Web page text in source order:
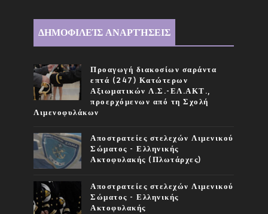
ΔΗΜΟΦΙΛΕΊΣ ΑΝΑΡΤΉΣΕΙΣ
Προαγωγή διακοσίων σαράντα
επτά (247) Κατώτερων
Αξιωματικών Λ.Σ.-ΕΛ.ΑΚΤ.,
προερχόμενων από τη Σχολή
Λιμενοφυλάκων
Αποστρατείες στελεχών Λιμενικού
Σώματος - Ελληνικής
Ακτοφυλακής (Πλωτάρχες)
Αποστρατείες στελεχών Λιμενικού
Σώματος - Ελληνικής
Ακτοφυλακής